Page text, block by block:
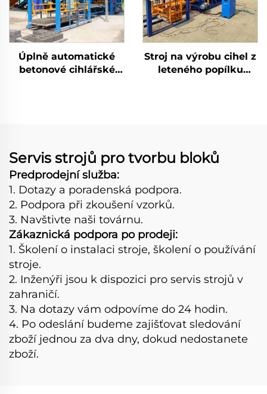
Úplně automatické
betonové cihlářské
Stroj na výrobu cihel z
leteného popílku
Servis strojů pro tvorbu bloků
Predprodejní služba:
1. Dotazy a poradenská podpora.
2. Podpora při zkoušení vzorků.
3. Navštivte naši továrnu.
Zákaznická podpora po prodeji:
1. Školení o instalaci stroje, školení o používání
stroje.
2. Inženýři jsou k dispozici pro servis strojů v
zahraničí.
3. Na dotazy vám odpovíme do 24 hodin.
4. Po odeslání budeme zajišťovat sledování
zboží jednou za dva dny, dokud nedostanete
zboží.